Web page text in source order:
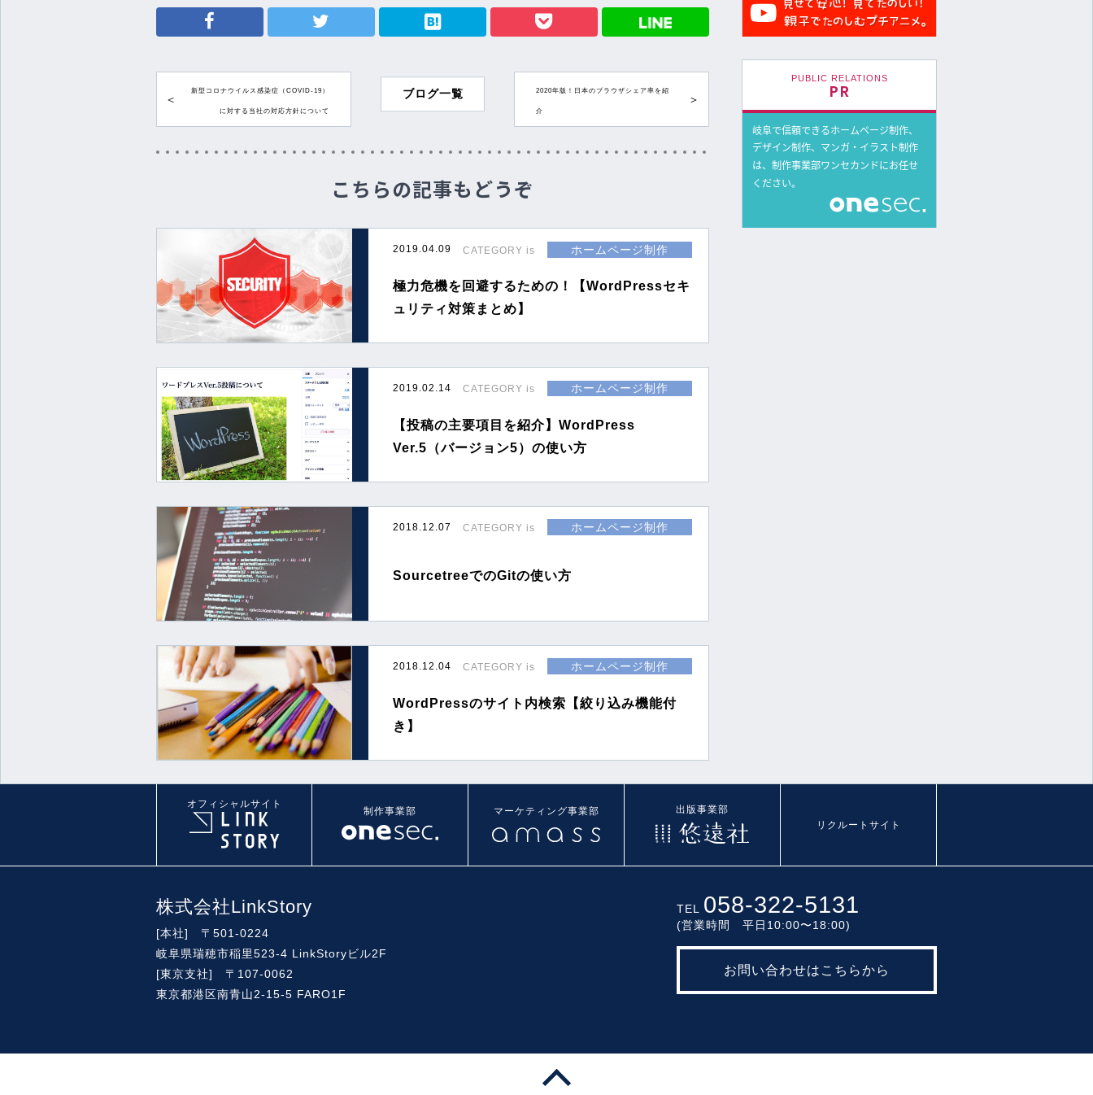
hatenabookmark
新型コロナウイルス感染症（COVID-19）
に対する当社の対応方針について
ブログ一覧 2020年版！日本のブラウザシェア率を紹
介
PUBLIC RELATIONS
PR
こちらの記事もどうぞ
2019.04.09 CATEGORY is ホームページ制作
極力危機を回避するための！【WordPressセキ
ュリティ対策まとめ】
2019.02.14 CATEGORY is ホームページ制作
【投稿の主要項目を紹介】WordPress
Ver.5（バージョン5）の使い方
2018.12.07 CATEGORY is ホームページ制作
SourcetreeでのGitの使い方
2018.12.04 CATEGORY is ホームページ制作
WordPressのサイト内検索【絞り込み機能付
き】
オフィシャルサイト
制作事業部 マーケティング事業部
出版事業部
リクルートサイト
株式会社LinkStory
[本社] 〒501-0224
岐阜県瑞穂市稲里523-4 LinkStoryビル2F
[東京支社] 〒107-0062
東京都港区南青山2-15-5 FARO1F
TEL 058-322-5131
(営業時間 平日10:00〜18:00)
お問い合わせはこちらから